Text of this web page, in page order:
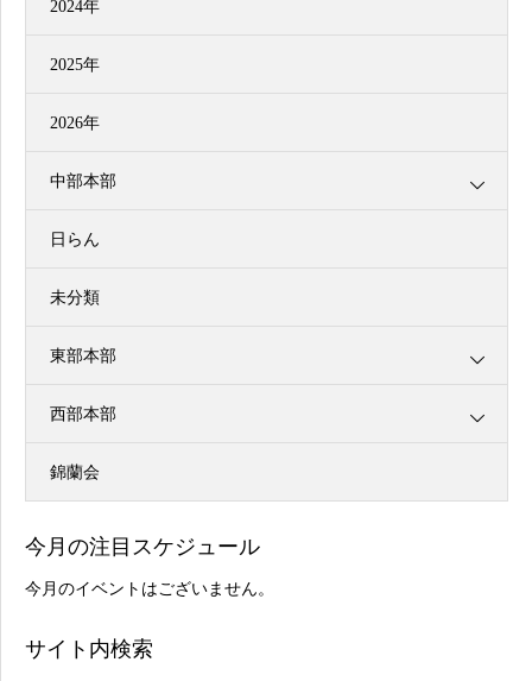
2024年
2025年
2026年
中部本部
日らん
未分類
東部本部
西部本部
錦蘭会
今月の注目スケジュール
今月のイベントはございません。
サイト内検索